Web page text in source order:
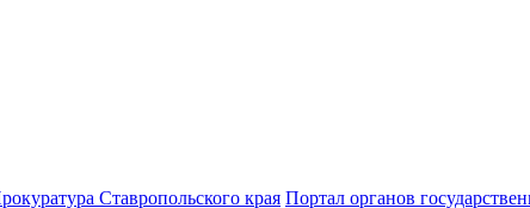
Ставропольского края Портал органов